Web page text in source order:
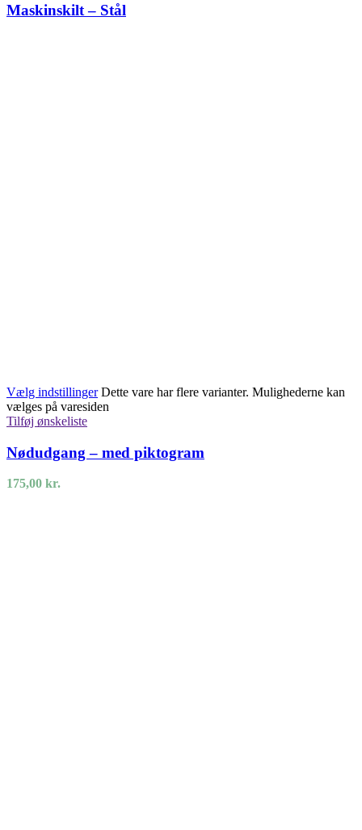
Maskinskilt – Stål
Vælg indstillinger Dette vare har flere varianter. Mulighederne kan
vælges på varesiden
Tilføj ønskeliste
Nødudgang – med piktogram
175,00 kr.